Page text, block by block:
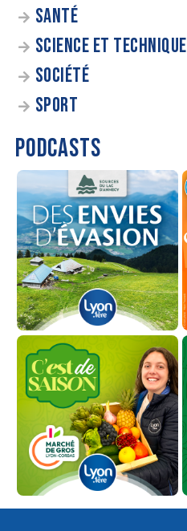
SANTÉ
SCIENCE ET TECHNIQUE
SOCIÉTÉ
SPORT
PODCASTS